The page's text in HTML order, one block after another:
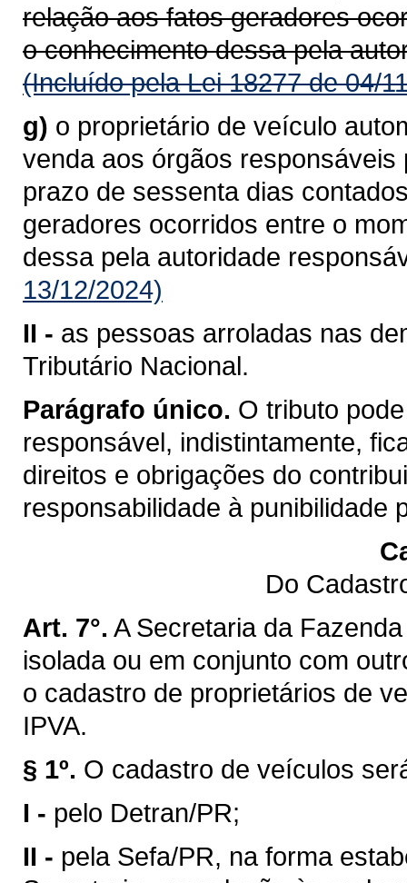
relação aos fatos geradores
o conhecimento dessa pela
(Incluído pela Lei 18277 de 04/
g) o proprietário de veículo
venda aos órgãos
prazo de sessenta dias
geradores ocorridos entre o
dessa pela autoridade
13/12/2024)
II - as pessoas arroladas nas
Tributário Nacional.
Parágrafo único. O tributo
responsável, indistintamente,
direitos e obrigações do
responsabilidade à punibilidade
Do
Art. 7°. A Secretaria da
isolada ou em conjunto com
o cadastro de proprietários de
IPVA.
§ 1º. O cadastro de veículos
I - pelo Detran/PR;
II - pela Sefa/PR, na forma